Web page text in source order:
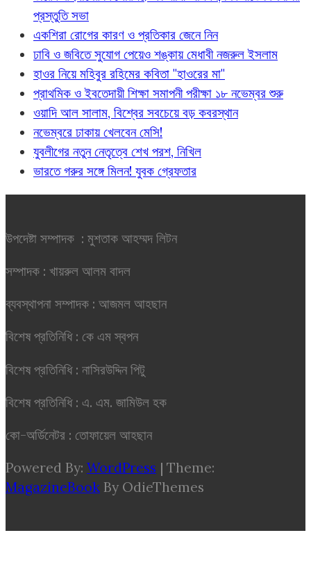
প্রস্তুতি সভা
একশিরা রোগের কারণ ও প্রতিকার জেনে নিন
ঢাবি ও জবিতে সুযোগ পেয়েও শঙ্কায় মেধাবী নজরুল ইসলাম
হাওর নিয়ে মহিবুর রহিমের কবিতা "হাওরের মা"
প্রাথমিক ও ইবতেদায়ী শিক্ষা সমাপনী পরীক্ষা ১৮ নভেম্বর শুরু
ওয়াদি আল সালাম, বিশ্বের সবচেয়ে বড় কবরস্থান
নভেম্বরে ঢাকায় খেলবেন মেসি!
যুবলীগের নতুন নেতৃত্বে শেখ পরশ, নিখিল
ভারতে গরুর সঙ্গে মিলন! যুবক গ্রেফতার
উপদেষ্টা সম্পাদক : মুশতাক আহম্মদ লিটন
সম্পাদক : খায়রুল আলম বাদল
ব্যবস্থাপনা সম্পাদক : আজমল আহছান
বিশেষ প্রতিনিধি : কে এম স্বপন
বিশেষ প্রতিনিধি : নাসিরউদ্দিন পিটু
বিশেষ প্রতিনিধি : এ. এম. জামিউল হক
কো-অর্ডিনেটর : তোফায়েল আহছান
Powered By: WordPress | Theme:
MagazineBook By OdieThemes